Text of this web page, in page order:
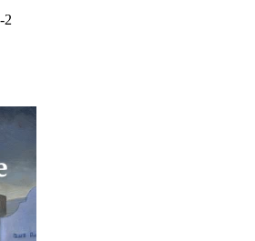
2